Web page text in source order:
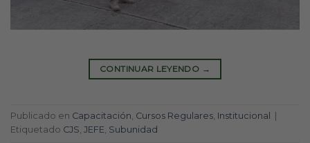
CONTINUAR LEYENDO →
Publicado en Capacitación, Cursos Regulares, Institucional
Etiquetado CJS, JEFE, Subunidad